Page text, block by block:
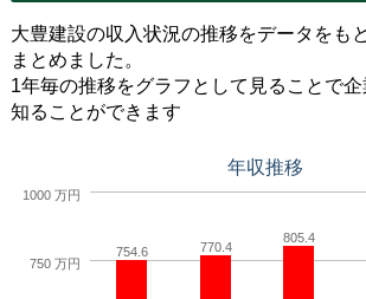
大豊建設の収入状況の推移をデータをも
まとめました。
1年毎の推移をグラフとして見ることで
知ることができます
年収推移
754.6 770.4
805.4
1000 万円
750 万円